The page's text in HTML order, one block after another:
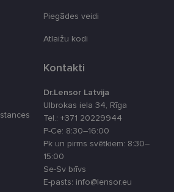
Piegādes veidi
Atlaižu kodi
Kontakti
Dr.Lensor Latvija
Ulbrokas iela 34, Rīga
Tel.: +371 20229944
P-Ce: 8:30–16:00
Pk un pirms svētkiem: 8:30–
15:00
Se-Sv brīvs
E-pasts: info@lensor.eu
Statistikas sīkdatnes
lai Jūs varētu apmeklēt
Šīs sīkdatnes identificē Jūsu
Jūsu identitāti, kā arī tās nevāc
Bez šīm sīkdatnēm
pilnvērtīgi darboties,
nepieciešamo informāciju vai
iekārtā līdz brīdim, kad sīkdatne
funkciju, bet ne ilgāk kā divus gadus.
sīkdatnes izvietojas